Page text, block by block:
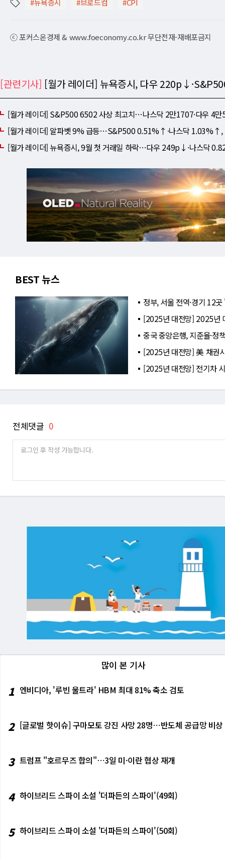
#뉴욕증시 #브로드컴 #CPI
ⓒ 포커스온경제 & www.foeconomy.co.kr 무단전재-재배포금지
[관련기사] [월가 레이더] 뉴욕증시, 다우
[월가 레이더] S&P500 6502 사상 최고치⋯나스닥 2만1707·다우 4만
[월가 레이더] 알파벳 9% 급등⋯S&P500 0.51%↑·나스닥 1.03%↑,
[월가 레이더] 뉴욕증시, 9월 첫 거래일 하락⋯다우 249p↓·나스닥
BEST 뉴스
정부, 서울 전역·경기 12
[2025년 대전망] 2025년
중국 중앙은행, 지준율·
[2025년 대전망] 美 채권
[2025년 대전망] 전기차
전체댓글 0
많이 본 기사
1 엔비디아, '루빈 울트라' HBM 최대 81% 축소 검토
2 [글로벌 핫이슈] 구마모토 강진 사망 28명⋯반도체 공급망 비상
3 트럼프 "호르무즈 합의"⋯3일 미·이란 협상 재개
4 하이브리드 스파이 소설 '더파든의 스파이'(49회)
5 하이브리드 스파이 소설 '더파든의 스파이'(50회)